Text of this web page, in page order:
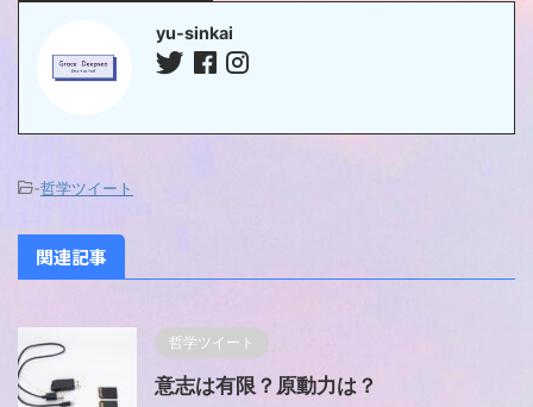
yu-sinkai
-哲学ツイート
関連記事
哲学ツイート
意志は有限？原動力は？